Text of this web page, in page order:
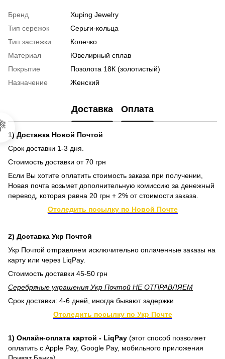
Бренд
Xuping Jewelry
Тип сережок
Серьги-кольца
Тип застежки
Колечко
Материал
Ювелирный сплав
Покрытие
Позолота 18К (золотистый)
Назначение
Женский
Доставка Оплата
1) Доставка Новой Почтой
Срок доставки 1-3 дня.
Стоимость доставки от 70 грн
Если Вы хотите оплатить стоимость заказа при получении,
Новая почта возьмет дополнительную комиссию за денежный
перевод, которая равна 20 грн + 2% от стоимости заказа.
Отследить посылку по Новой Почте
2) Доставка Укр Почтой
Укр Почтой отправляем исключительно оплаченные заказы на
карту или через LiqPay.
Стоимость доставки 45-50 грн
Серебряные украшения Укр Почтой НЕ ОТПРАВЛЯЕМ
Срок доставки: 4-6 дней, иногда бывают задержки
Отследить посылку по Укр Почте
1) Онлайн-оплата картой - LiqPay (этот способ позволяет
оплатить с Apple Pay, Google Pay, мобильного приложения